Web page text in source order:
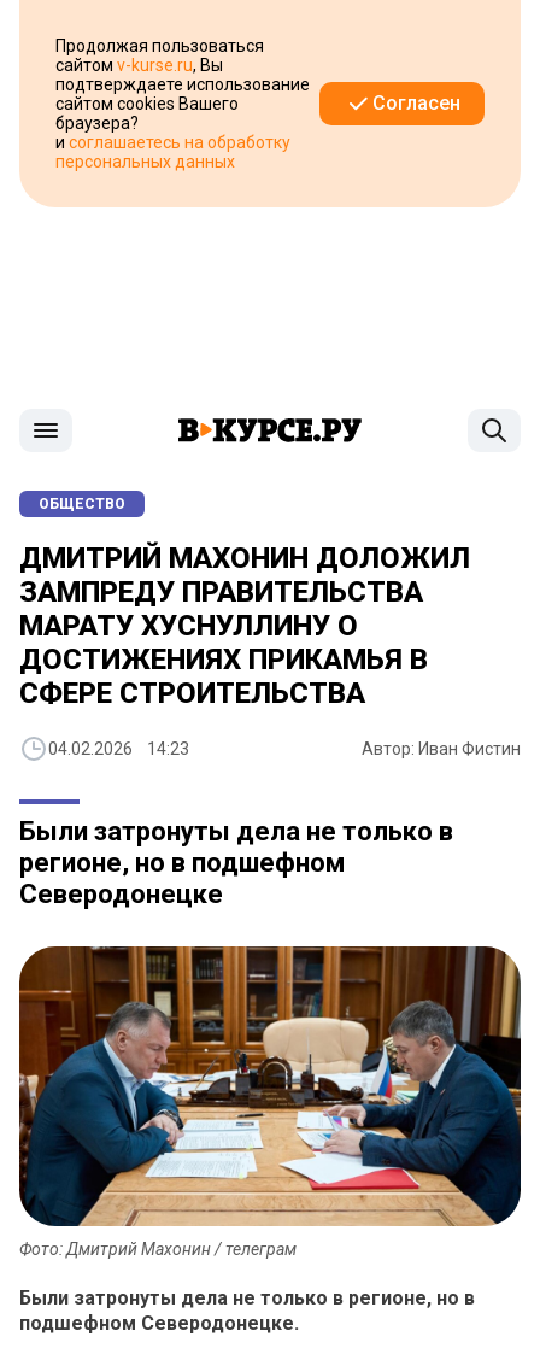
Продолжая пользоваться
сайтом v-kurse.ru, Вы
подтверждаете использование
сайтом cookies Вашего
браузера?
и соглашаетесь на обработку
персональных данных
Согласен
ОБЩЕСТВО
ДМИТРИЙ МАХОНИН ДОЛОЖИЛ
ЗАМПРЕДУ ПРАВИТЕЛЬСТВА
МАРАТУ ХУСНУЛЛИНУ О
ДОСТИЖЕНИЯХ ПРИКАМЬЯ В
СФЕРЕ СТРОИТЕЛЬСТВА
04.02.2026 14:23 Автор: Иван Фистин
Были затронуты дела не только в
регионе, но в подшефном
Северодонецке
Фото: Дмитрий Махонин / телеграм
Были затронуты дела не только в регионе, но в
подшефном Северодонецке.